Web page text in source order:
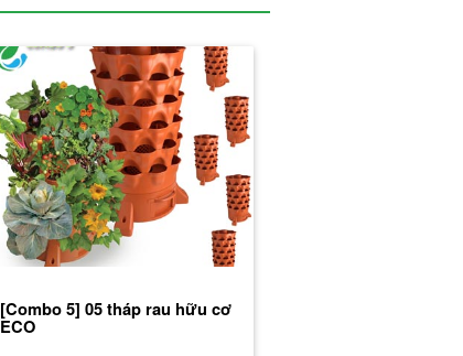
+
[Combo 5] 05 tháp rau hữu cơ
ECO